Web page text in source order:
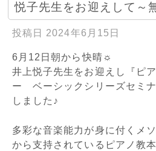
悦子先生をお迎えして～
投稿日 2024年6月15日
6月12日朝から快晴☼
井上悦子先生をお迎えし『ピ
ー ベーシックシリーズセミ
しました♪
多彩な音楽能力が身に付くメ
から支持されているピアノ教